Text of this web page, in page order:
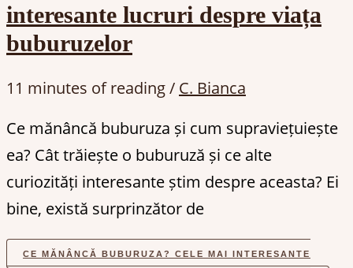
interesante lucruri despre viața
buburuzelor
11 minutes of reading/ C. Bianca
Ce mănâncă buburuza și cum supraviețuiește
ea? Cât trăiește o buburuză și ce alte
curiozități interesante știm despre aceasta? Ei
bine, există surprinzător de
CE MĂNÂNCĂ BUBURUZA? CELE MAI INTERESANTE